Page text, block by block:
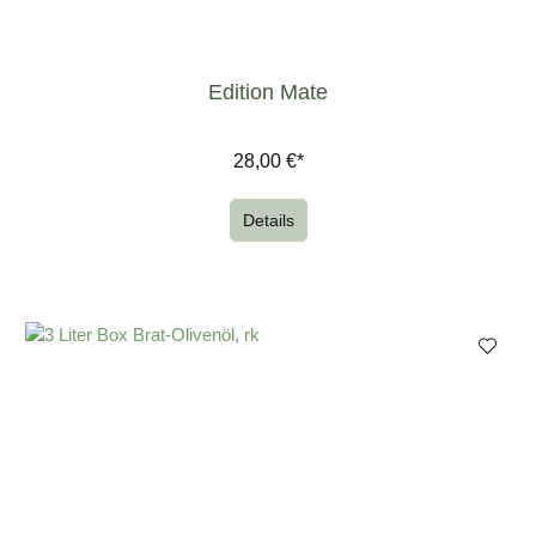
Edition Mate
28,00 €*
Details